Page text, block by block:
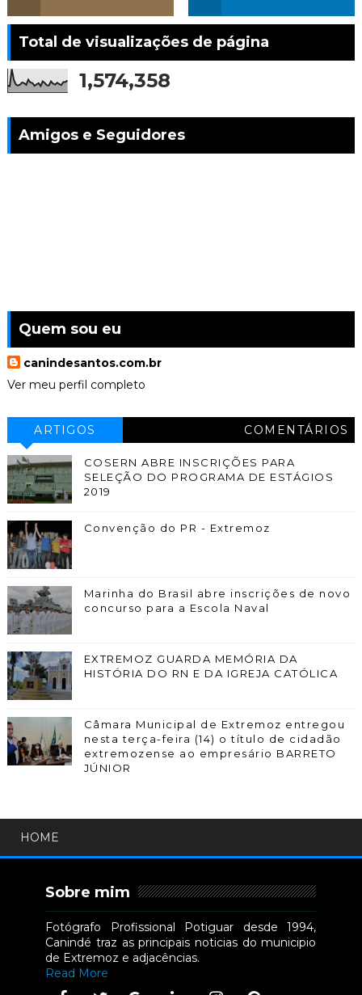
Total de visualizações de página
1,574,358
Amigos e Seguidores
Quem sou eu
canindesantos.com.br
Ver meu perfil completo
ARTIGOS COMENTÁRIOS
COSERN ABRE INSCRIÇÕES PARA
SELEÇÃO DO PROGRAMA DE ESTÁGIOS
2019
Convenção do PR - Extremoz
Marinha do Brasil abre inscrições de novo
concurso para a Escola Naval
EXTREMOZ GUARDA MEMÓRIA DA
HISTÓRIA DO RN E DA IGREJA CATÓLICA
Câmara Municipal de Extremoz entregou
nesta terça-feira (14) o título de cidadão
extremozense ao empresário BARRETO
JÚNIOR
HOME
Sobre mim
Fotógrafo Profissional Potiguar desde 1994,
Canindé traz as principais noticias do municipio
de Extremoz e adjacências.
Read More